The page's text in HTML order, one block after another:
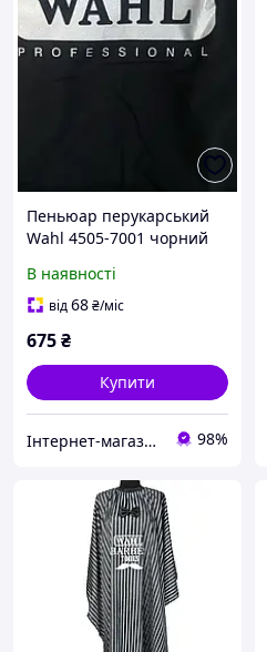
Пеньюар перукарський
Wahl 4505-7001 чорний
В наявності
від68₴/міс
675₴
Купити
Інтернет-магазин "OpenSalon" 98%